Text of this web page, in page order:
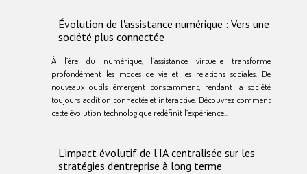
Évolution de l'assistance numérique : Vers une
société plus connectée
À l’ère du numérique, l’assistance virtuelle transforme
profondément les modes de vie et les relations sociales. De
nouveaux outils émergent constamment, rendant la société
toujours addition connectée et interactive. Découvrez comment
cette évolution technologique redéfinit l’expérience...
L'impact évolutif de l'IA centralisée sur les
stratégies d'entreprise à long terme